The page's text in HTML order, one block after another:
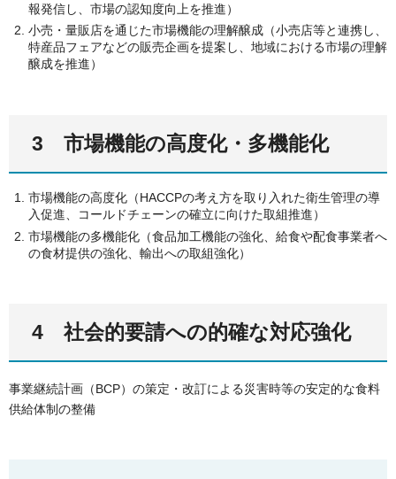
報発信し、市場の認知度向上を推進）
小売・量販店を通じた市場機能の理解醸成（小売店等と連携し、
特産品フェアなどの販売企画を提案し、地域における市場の理解
醸成を推進）
3 市場機能の高度化・多機能化
市場機能の高度化（HACCPの考え方を取り入れた衛生管理の導
入促進、コールドチェーンの確立に向けた取組推進）
市場機能の多機能化（食品加工機能の強化、給食や配食事業者へ
の食材提供の強化、輸出への取組強化）
4 社会的要請への的確な対応強化
事業継続計画（BCP）の策定・改訂による災害時等の安定的な食料
供給体制の整備